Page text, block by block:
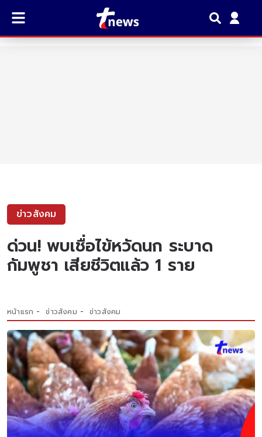
ข่าวสังคม
ด่วน! พบเชื่อไข้หวัดนก ระบาด
กัมพูชา เสียชีวิตแล้ว 1 ราย
หน้าแรก ข่าวสังคม ข่าวสังคม